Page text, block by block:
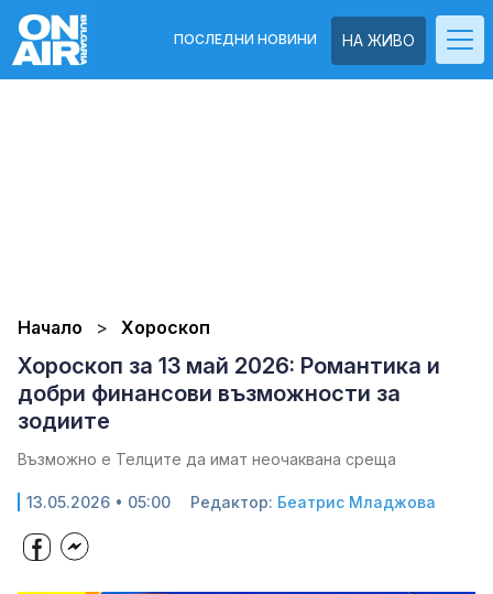
НА ЖИВО
ПОСЛЕДНИ НОВИНИ
Начало Хороскоп
Хороскоп за 13 май 2026: Романтика и
добри финансови възможности за
зодиите
Възможно е Телците да имат неочаквана среща
13.05.2026 • 05:00 Редактор: Беатрис Младжова